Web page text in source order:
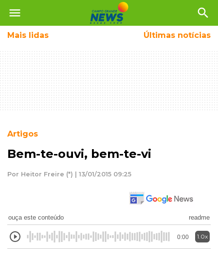
menu search
Mais lidas Últimas notícias
Artigos
Bem-te-ouvi, bem-te-vi
Por Heitor Freire (*) | 13/01/2015 09:25
ouça este conteúdo readme
0:00 1.0x